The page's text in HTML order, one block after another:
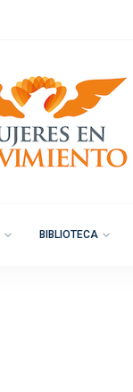
BIBLIOTECA